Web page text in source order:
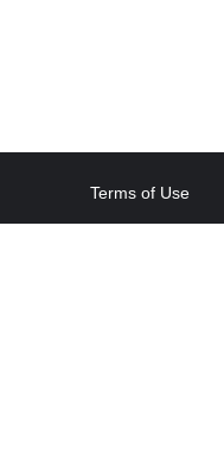
Terms of Use